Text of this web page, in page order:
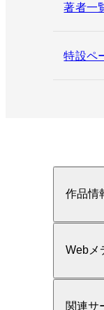
著者一
特設ペ
作品情
Webメ
関連サ